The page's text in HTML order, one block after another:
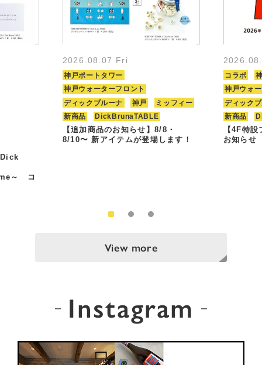
～ コ
2026.08.07 Fri
神戸ポートタワー
神戸ウォーターフロント
ディックブルーナ
神戸
ミッフィー
新商品
DickBrunaTABLE
【追加商品のお知らせ】8/8・
8/10〜 新アイテムが登場します！
コラボ
神戸ウォ
ディック
新商品
【4F特
お知らせ
View more
Instagram